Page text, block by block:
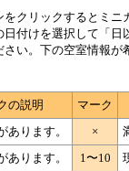
クリックするとミニ
日付けを選択して「日
さい。下の空室情報が
の説明
マーク
あります。 ×
あります。 1〜10